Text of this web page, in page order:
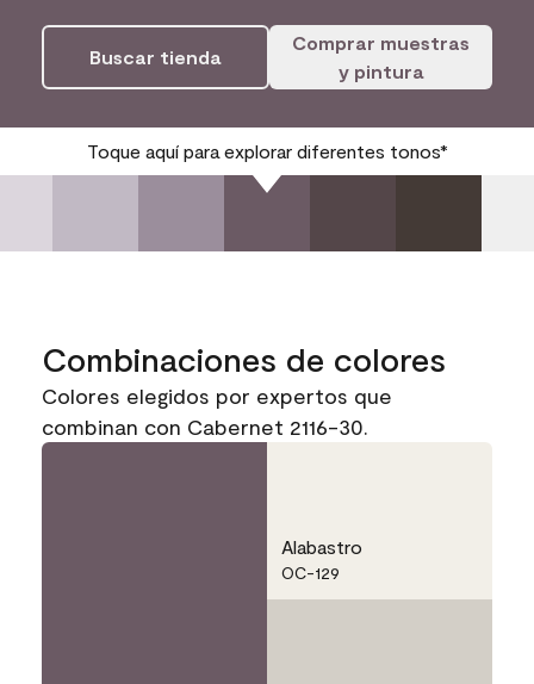
Buscar tienda
Comprar muestras
y pintura
Toque aquí para explorar diferentes tonos*
Combinaciones de colores
Colores elegidos por expertos que
combinan con Cabernet 2116-30.
Alabastro
OC-129